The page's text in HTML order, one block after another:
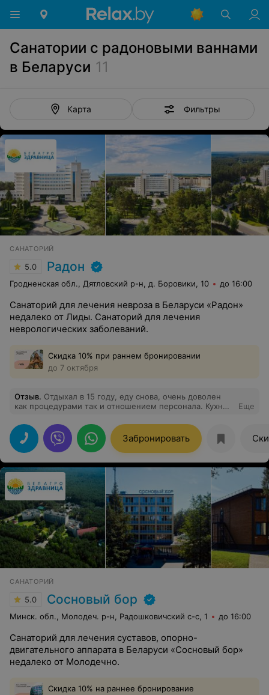
Санатории с радоновыми ваннами
в Беларуси 11
Карта Фильтры
САНАТОРИЙ
5.0 Радон
Гродненская обл., Дятловский р-н, д. Боровики, 10 до 16:00
Санаторий для лечения невроза в Беларуси «Радон»
недалеко от Лиды. Санаторий для лечения
неврологических заболеваний.
Скидка 10% при раннем бронировании
до 7 октября
Отзыв. Отдыхал в 15 году, еду снова, очень доволен
как процедурами так и отношением персонала. Кухню
хватает - там всё есть. Оборудована площадка для
шашлыков-барбекю, на прокат от велосипедов до
удочек. Вай-фай стабильный, только карточку купить.
ТВ - ну десяток каналов, но за процедурами их
смотреть некогда. Всем рекомендую.
Еще
Забронировать
САНАТОРИЙ
5.0 Сосновый бор
Минск. обл., Молодеч. р-н, Радошковичский c-с, 1 до 16:00
Санаторий для лечения суставов, опорно-
двигательного аппарата в Беларуси «Сосновый бор»
недалеко от Молодечно.
Скидка 10% на раннее бронирование